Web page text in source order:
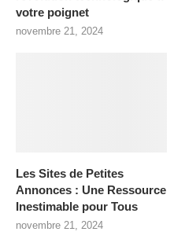
votre poignet
novembre 21, 2024
Les Sites de Petites
Annonces : Une Ressource
Inestimable pour Tous
novembre 21, 2024